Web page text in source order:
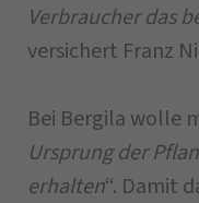
Verbraucher das
versichert Franz
Bei Bergila wolle
Ursprung der
erhalten“. Damit